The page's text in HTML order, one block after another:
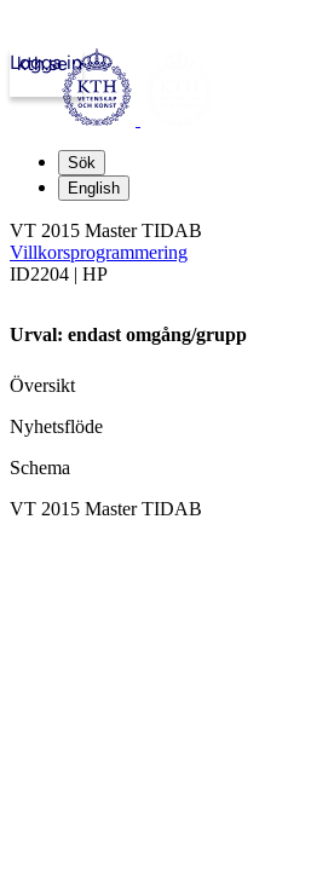
kth.se
Logga in
Sök
English
VT 2015 Master TIDAB
Villkorsprogrammering
ID2204 | HP
Urval: endast omgång/grupp
Översikt
Nyhetsflöde
Schema
VT 2015 Master TIDAB